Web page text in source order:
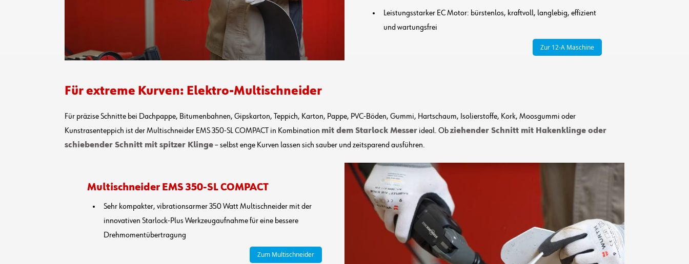
Leistungsstarker EC Motor: bürstenlos, kraftvoll, langlebig, effizient
und wartungsfrei
Zur 12-A Maschine
Für extreme Kurven: Elektro-Multischneider
Für präzise Schnitte bei Dachpappe, Bitumenbahnen, Gipskarton, Teppich, Karton, Pappe, PVC-Böden, Gummi, Hartschaum, Isolierstoffe, Kork, Moosgummi oder
Kunstrasenteppich ist der Multischneider EMS 350-SL COMPACT in Kombination mit dem Starlock Messer ideal. Obziehender Schnitt mit Hakenklinge oder
schiebender Schnitt mit spitzer Klinge– selbst enge Kurven lassen sich sauber und zeitsparend ausführen.
Multischneider EMS 350-SL COMPACT
Sehr kompakter, vibrationsarmer 350 Watt Multischneider mit der
innovativen Starlock-Plus Werkzeugaufnahme für eine bessere
Drehmomentübertragung
Zum Multischneider